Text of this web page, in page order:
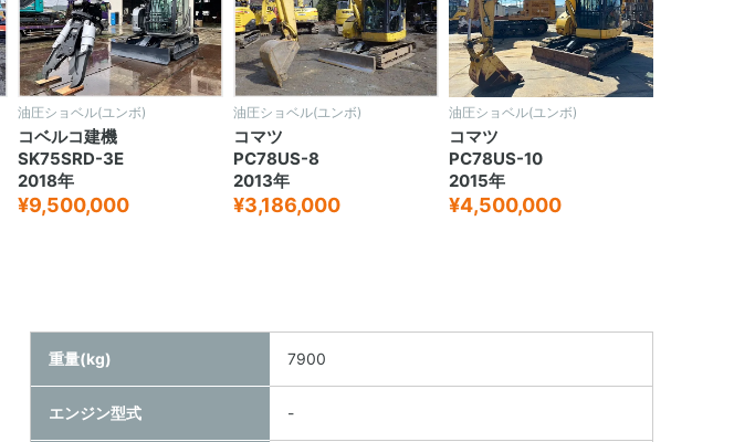
油圧ショベル(ユンボ)
コベルコ建機
SK75SRD-3E
2018年
¥9,500,000
油圧ショベル(ユンボ)
コマツ
PC78US-8
2013年
¥3,186,000
油圧ショベル(ユンボ)
コマツ
PC78US-10
2015年
¥4,500,000
重量(kg) 7900
エンジン型式 -